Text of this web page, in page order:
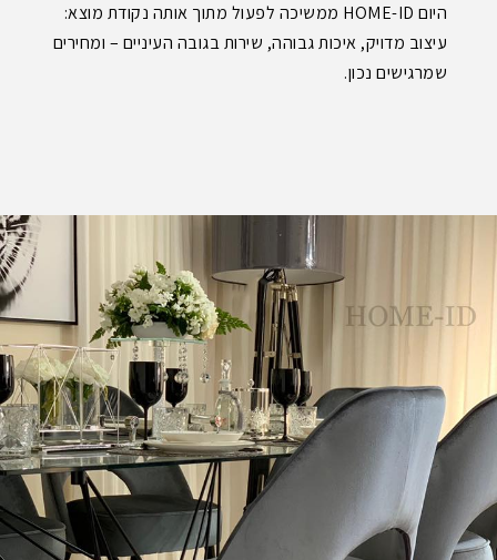
היום HOME-ID ממשיכה לפעול מתוך אותה נקודת מוצא:
עיצוב מדויק, איכות גבוהה, שירות בגובה העיניים – ומחירים
שמרגישים נכון.